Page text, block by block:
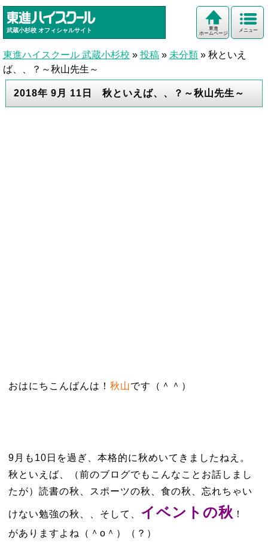
武蔵小杉校 オフィシャルサイト メニュー
東進
ホームページ
東進ハイスクール 武蔵小杉校 » 投稿 » 未分類 » 秋といえ
ば、、？～秋山先生～
2018年 9月 11日 秋といえば、、？～秋山先生～
おはにちこんばんは！ 秋山です（＾＾）
9月も10日を過ぎ、本格的に秋めいてきましたねえ。
秋といえば、（前のブログでもこんなことお話しまし
たが）読書の秋、スポーツの秋、食の秋、忘れちゃい
けない勉強の秋、、そして、 イベントの秋 ！
がありますよね（＾о＾）（？）